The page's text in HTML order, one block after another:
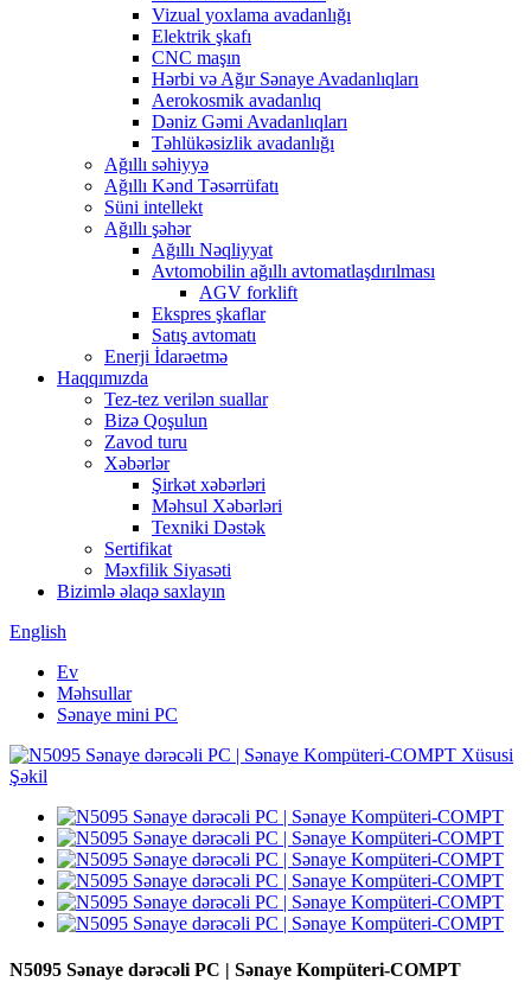
Vizual yoxlama avadanlığı
Elektrik şkafı
CNC maşın
Hərbi və Ağır Sənaye Avadanlıqları
Aerokosmik avadanlıq
Dəniz Gəmi Avadanlıqları
Təhlükəsizlik avadanlığı
Ağıllı səhiyyə
Ağıllı Kənd Təsərrüfatı
Süni intellekt
Ağıllı şəhər
Ağıllı Nəqliyyat
Avtomobilin ağıllı avtomatlaşdırılması
AGV forklift
Ekspres şkaflar
Satış avtomatı
Enerji İdarəetmə
Haqqımızda
Tez-tez verilən suallar
Bizə Qoşulun
Zavod turu
Xəbərlər
Şirkət xəbərləri
Məhsul Xəbərləri
Texniki Dəstək
Sertifikat
Məxfilik Siyasəti
Bizimlə əlaqə saxlayın
English
Ev
Məhsullar
Sənaye mini PC
N5095 Sənaye dərəcəli PC | Sənaye Kompüteri-COMPT